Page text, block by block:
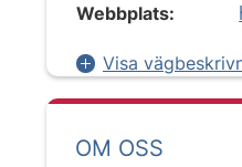
Webbplats:
Visa
OM OSS